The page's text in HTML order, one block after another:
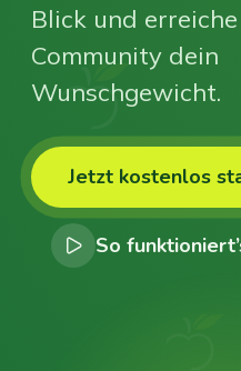
Blick und
Community dein
Wunschgewicht.
Jetzt kostenlos
So